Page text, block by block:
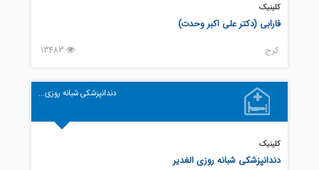
کلینیک
فارابی (دکتر علی اکبر وحدت)
كرج 13483
دندانپزشکی شبانه روزی...
کلینیک
دندانپزشکی شبانه روزی الغدیر